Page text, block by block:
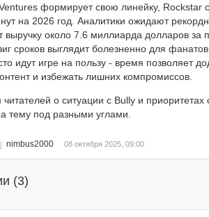
формирует свою линейку, Rockstar
на 2026 год. Аналитики ожидают
выручку около 7.6 миллиарда долларов за
сроков выглядит болезненно для
идут игре на пользу - время позволяет
и избежать лишних компромиссов.
о ситуации с Bully и приоритетах
тему под разными углами.
nimbus2000 08 октября 2025, 09:00
(3)